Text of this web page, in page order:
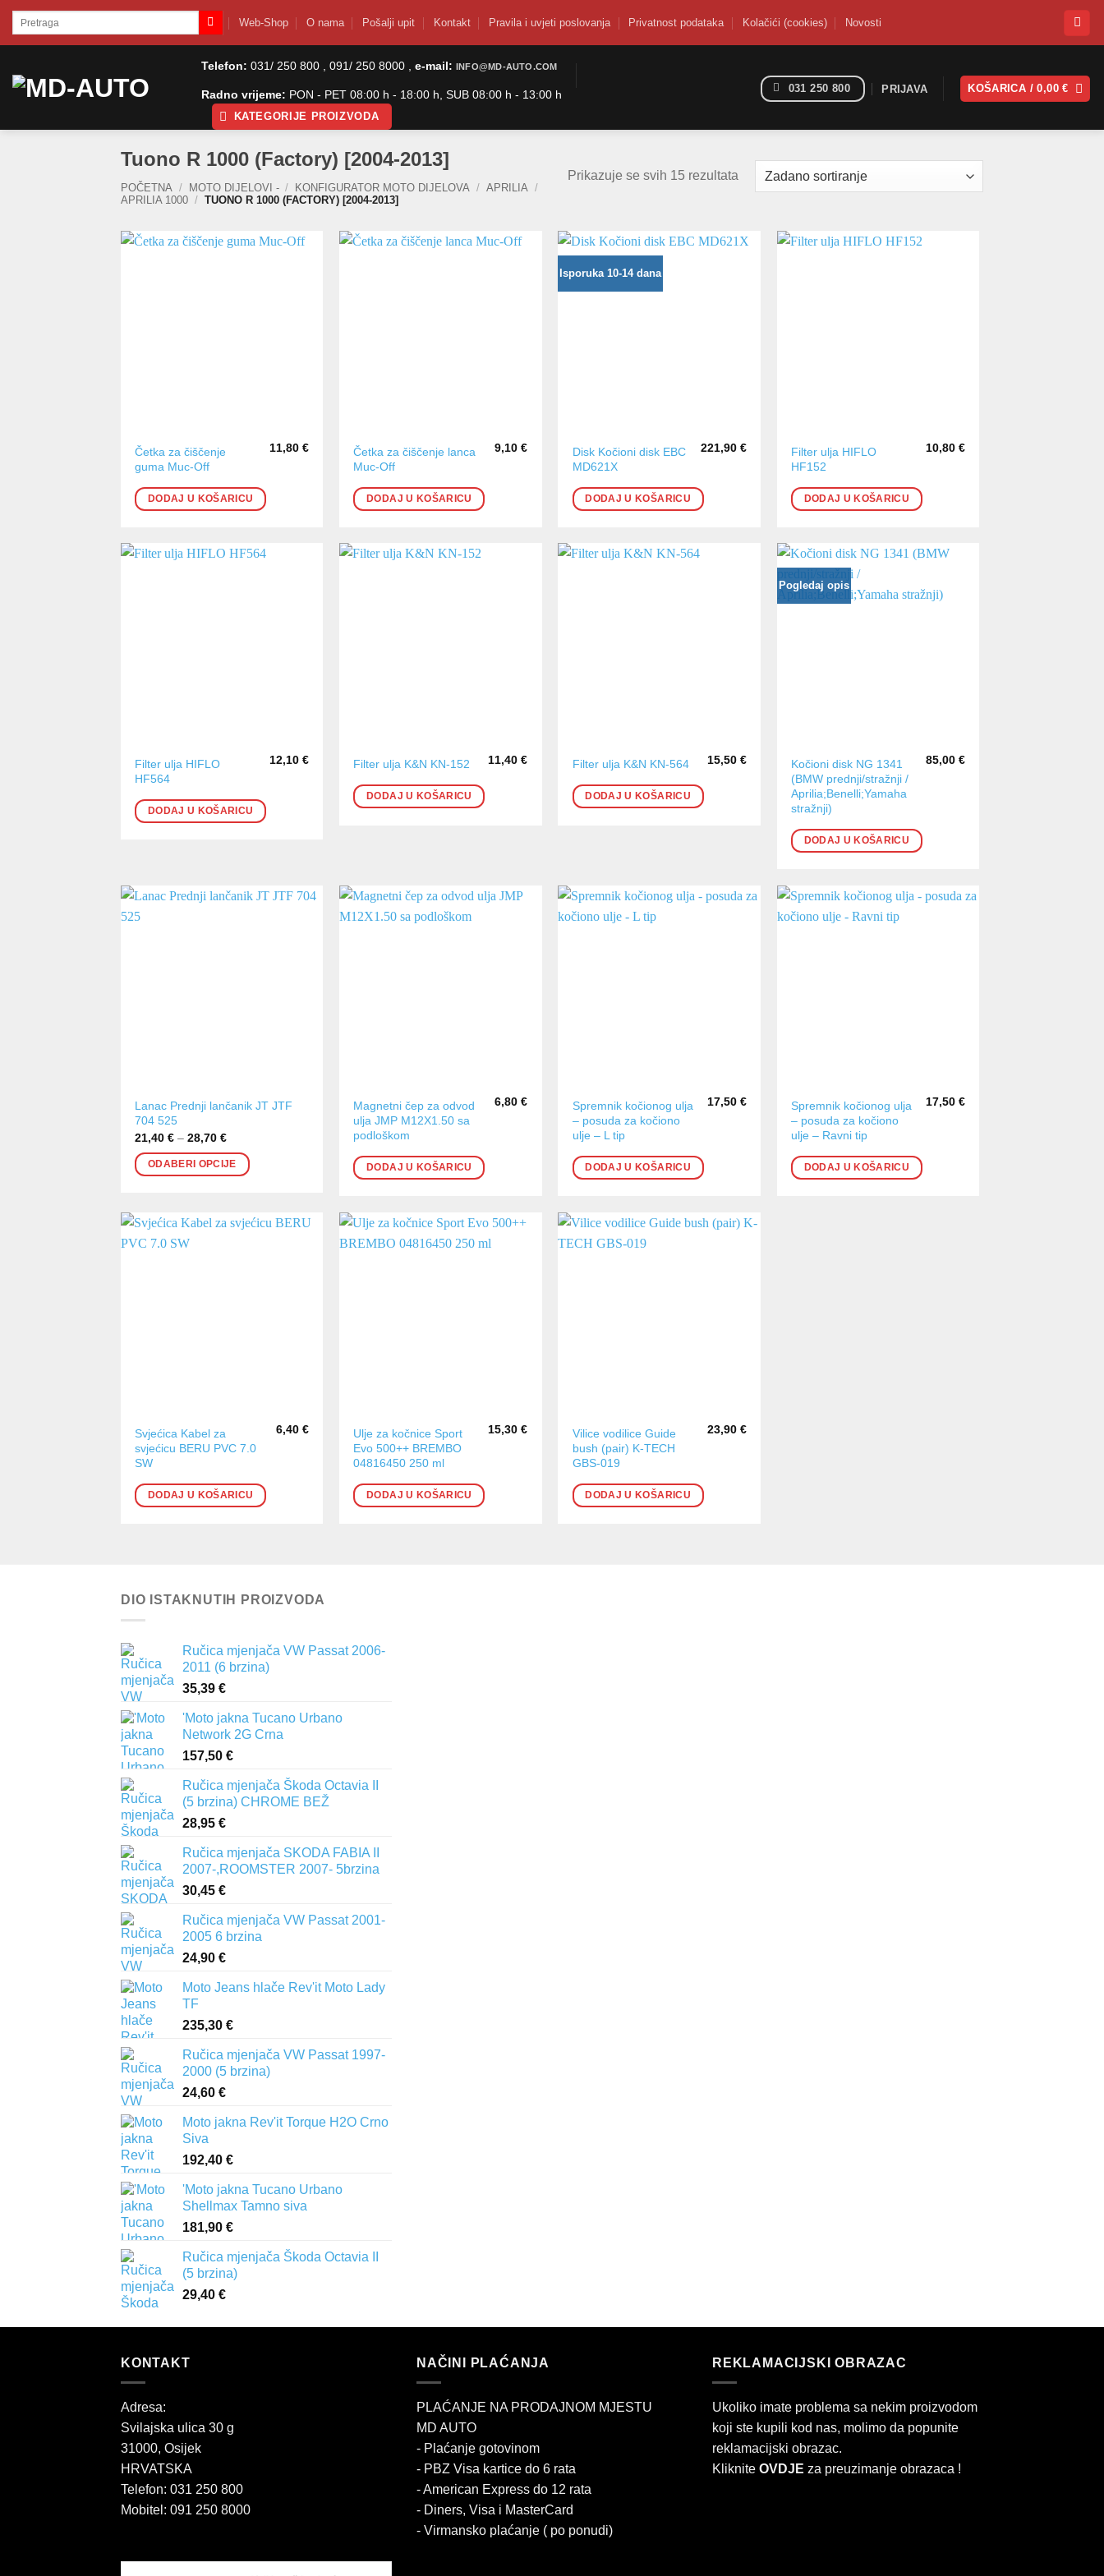
SkipPretraži: Web-Shop O nama Pošalji upit Kontakt Pravila i uvjeti poslovanja Privatnost podataka Kolačići (cookies) Novosti
Telefon: 031/ 250 800 , 091/ 250 8000 , e-mail: INFO@MD-AUTO.COM
Radno vrijeme: PON - PET 08:00 h - 18:00 h, SUB 08:00 h - 13:00 h
KATEGORIJE PROIZVODA
031 250 800 PRIJAVA KOŠARICA /0,00€
Tuono R 1000 (Factory) [2004-2013]
POČETNA / MOTO DIJELOVI - / KONFIGURATOR MOTO DIJELOVA / APRILIA /
APRILIA 1000 / TUONO R 1000 (FACTORY) [2004-2013]
Prikazuje se svih 15 rezultata
Četka za čiščenje
guma Muc-Off
11,80€
DODAJ U KOŠARICU
Četka za čiščenje lanca
Muc-Off
9,10€
DODAJ U KOŠARICU
Isporuka 10-14 dana
Disk Kočioni disk EBC
MD621X
221,90 €
DODAJ U KOŠARICU
Filter ulja HIFLO
HF152
10,80 €
DODAJ U KOŠARICU
Filter ulja HIFLO
HF564
12,10€
DODAJ U KOŠARICU
Filter ulja K&N KN-152 11,40€
DODAJ U KOŠARICU
Filter ulja K&N KN-564 15,50 €
DODAJ U KOŠARICU
Pogledaj opis
Kočioni disk NG 1341
(BMW prednji/stražnji /
Aprilia;Benelli;Yamaha
stražnji)
85,00 €
DODAJ U KOŠARICU
Lanac Prednji lančanik JT JTF
704 525
21,40€ – 28,70€
od
21,40 €
ODABERI OPCIJE
Ovaj
proizvod
ima
više
varijanti.
se
mogu
Magnetni čep za odvod
ulja JMP M12X1.50 sa
podloškom
6,80€
DODAJ U KOŠARICU
Spremnik kočionog ulja
– posuda za kočiono
ulje – L tip
17,50 €
DODAJ U KOŠARICU
Spremnik kočionog ulja
– posuda za kočiono
ulje – Ravni tip
17,50 €
DODAJ U KOŠARICU
Svjećica Kabel za
svjećicu BERU PVC 7.0
SW
6,40€
DODAJ U KOŠARICU
Ulje za kočnice Sport
Evo 500++ BREMBO
04816450 250 ml
15,30€
DODAJ U KOŠARICU
Vilice vodilice Guide
bush (pair) K-TECH
GBS-019
23,90 €
DODAJ U KOŠARICU
DIO ISTAKNUTIH PROIZVODA
Ručica mjenjača VW Passat 2006-
2011 (6 brzina)
35,39 €
'Moto jakna Tucano Urbano
Network 2G Crna
157,50 €
Ručica mjenjača Škoda Octavia II
(5 brzina) CHROME BEŽ
28,95 €
Ručica mjenjača SKODA FABIA II
2007-,ROOMSTER 2007- 5brzina
30,45 €
Ručica mjenjača VW Passat 2001-
2005 6 brzina
24,90 €
Moto Jeans hlače Rev'it Moto Lady
TF
235,30 €
Ručica mjenjača VW Passat 1997-
2000 (5 brzina)
24,60 €
Moto jakna Rev'it Torque H2O Crno
Siva
192,40 €
'Moto jakna Tucano Urbano
Shellmax Tamno siva
181,90 €
Ručica mjenjača Škoda Octavia II
(5 brzina)
29,40 €
KONTAKT
Adresa:
Svilajska ulica 30 g
31000, Osijek
HRVATSKA
Telefon: 031 250 800
Mobitel: 091 250 8000
NAČINI PLAĆANJA
PLAĆANJE NA PRODAJNOM MJESTU
MD AUTO
- Plaćanje gotovinom
- PBZ Visa kartice do 6 rata
- American Express do 12 rata
- Diners, Visa i MasterCard
- Virmansko plaćanje ( po ponudi)
REKLAMACIJSKI OBRAZAC
Ukoliko imate problema sa nekim proizvodom
koji ste kupili kod nas, molimo da popunite
reklamacijski obrazac.
Kliknite OVDJE za preuzimanje obrazaca !